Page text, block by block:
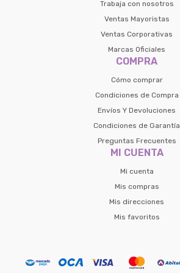
Trabaja con nosotros
Ventas Mayoristas
Ventas Corporativas
Marcas Oficiales
COMPRA
Cómo comprar
Condiciones de Compra
Envíos Y Devoluciones
Condiciones de Garantía
Preguntas Frecuentes
MI CUENTA
Mi cuenta
Mis compras
Mis direcciones
Mis favoritos
Continuar
Volver al inicio